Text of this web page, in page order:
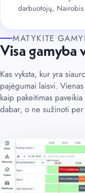
darbuotojų, Nairobis
MATYKITE
Visa gamyba
Kas vyksta, kur yra
pajėgumai laisvi.
kaip pakeitimas
dabar, o ne sužinoti